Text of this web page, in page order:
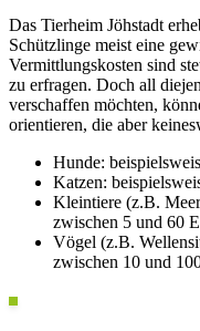
Das Tierheim Jöhstadt
Schützlinge meist eine
Vermittlungskosten sind
zu erfragen. Doch all
verschaffen möchten,
orientieren, die aber
Hunde:
Katzen:
Kleintiere (z.B.
zwischen 5 und 60
Vögel (z.B.
zwischen 10 und